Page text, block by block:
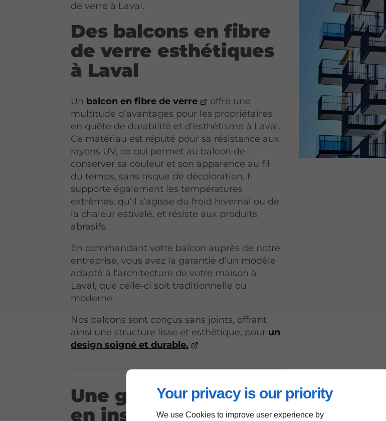
Your privacy is our priority
We use Cookies to improve user experience by
de verre à Laval.
Des balcons en fibre
de verre esthétiques
à Laval
Un balcon en fibre de verre
offre une
multitude d’avantages pour les propriétaires
en quête de durabilité et d’esthétisme à Laval.
Ce matériau est réputé pour sa résistance aux
rayons UV, ce qui permet au balcon de
conserver sa couleur et son apparence au fil
du temps, sans risque de décoloration. Il
supporte également les températures
extrêmes, qu’il s’agisse du froid hivernal ou de
la chaleur estivale, et résiste aux produits
abrasifs.
En commandant votre balcon auprès de notre
entreprise, vous avez la garantie d’un modèle
adapté à l’architecture de votre maison à
Laval, que celle-ci soit traditionnelle ou
moderne.
Nos balcons sont conçus sans joints, offrant
ainsi une structure lisse et esthétique, pour un
design soigné et durable.
Une grande expertise
en installation de